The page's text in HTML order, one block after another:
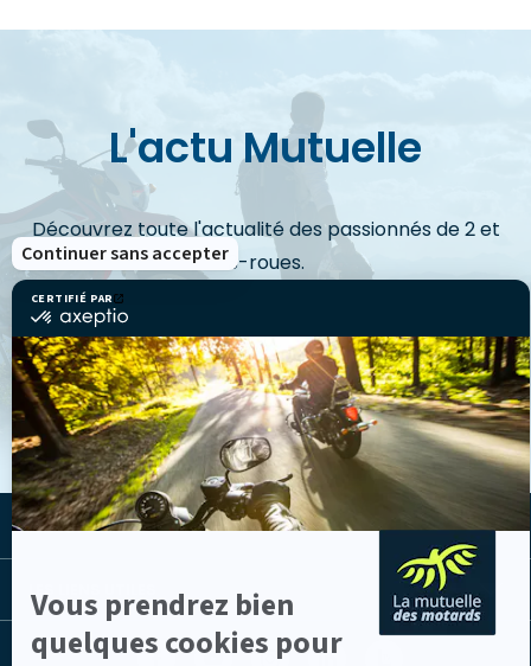
CERTIFIÉ PAR
certifié
Axeptio
-
En
savoir
plus
sur
Axeptio
Vous prendrez bien
quelques cookies pour
Continuer sans accepter
L'actu Mutuelle
Découvrez toute l'actualité des passionnés de 2 et
3-roues.
VOIR LES ACTUS
LA MUTUELLE
FacebookYoutubeInstagram